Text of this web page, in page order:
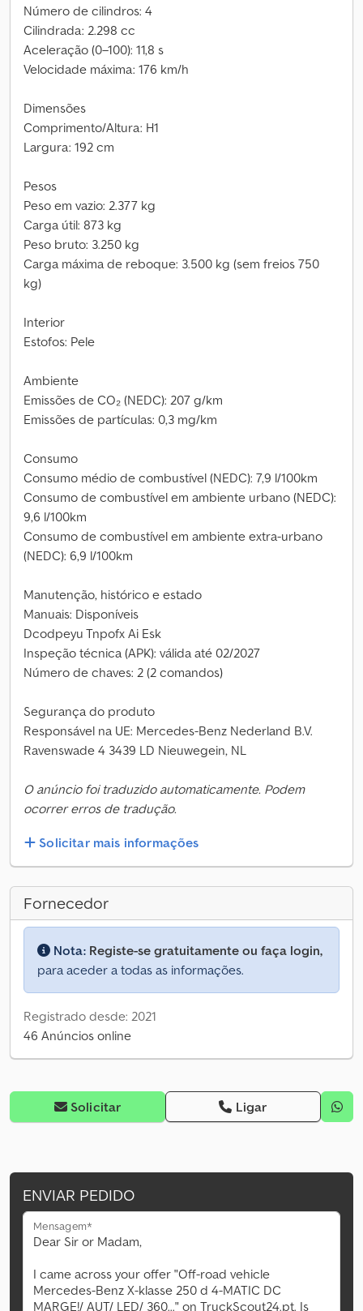
Número de cilindros: 4
Cilindrada: 2.298 cc
Aceleração (0–100): 11,8 s
Velocidade máxima: 176 km/h
Dimensões
Comprimento/Altura: H1
Largura: 192 cm
Pesos
Peso em vazio: 2.377 kg
Carga útil: 873 kg
Peso bruto: 3.250 kg
Carga máxima de reboque: 3.500 kg (sem freios 750
kg)
Interior
Estofos: Pele
Ambiente
Emissões de CO₂ (NEDC): 207 g/km
Emissões de partículas: 0,3 mg/km
Consumo
Consumo médio de combustível (NEDC): 7,9 l/100km
Consumo de combustível em ambiente urbano (NEDC):
9,6 l/100km
Consumo de combustível em ambiente extra-urbano
(NEDC): 6,9 l/100km
Manutenção, histórico e estado
Manuais: Disponíveis
Dcodpeyu Tnpofx Ai Esk
Inspeção técnica (APK): válida até 02/2027
Número de chaves: 2 (2 comandos)
Segurança do produto
Responsável na UE: Mercedes-Benz Nederland B.V.
Ravenswade 4 3439 LD Nieuwegein, NL
O anúncio foi traduzido automaticamente. Podem
ocorrer erros de tradução.
Solicitar mais informações
Fornecedor
Nota: Registe-se gratuitamente ou faça login,
para aceder a todas as informações.
Registrado desde: 2021
46 Anúncios online
Solicitar Ligar
ENVIAR PEDIDO
Mensagem*